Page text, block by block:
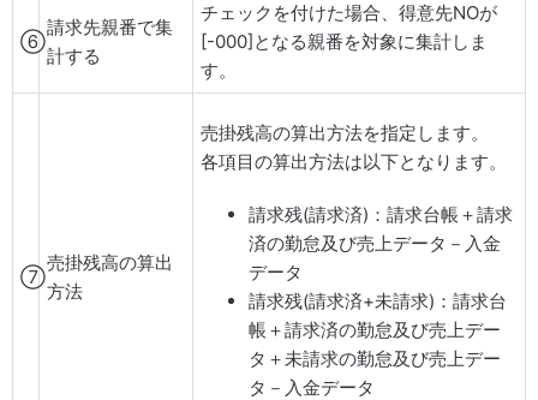
⑥
請求先親番で集
計する
チェックを付けた場合、得意先NOが
[-000]となる親番を対象に集計しま
す。
⑦
売掛残高の算出
方法
売掛残高の算出方法を指定します。
各項目の算出方法は以下となります。
請求残(請求済)：請求台帳＋請求
済の勤怠及び売上データ－入金
データ
請求残(請求済+未請求)：請求台
帳＋請求済の勤怠及び売上デー
タ＋未請求の勤怠及び売上デー
タ－入金データ